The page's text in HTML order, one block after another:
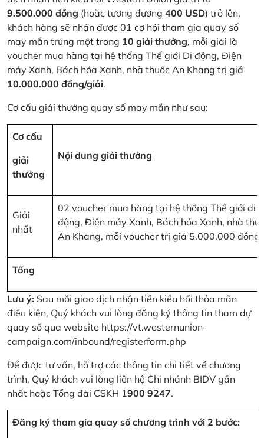
9.500.000 đồng (hoặc tương đương 400 USD) trở lên,
khách hàng sẽ nhận được 01 cơ hội tham gia quay số
may mắn trúng một trong 10 giải thưởng, mỗi giải là
voucher mua hàng tại hệ thống Thế giới Di động, Điện
máy Xanh, Bách hóa Xanh, nhà thuốc An Khang trị giá
10.000.000 đồng/giải.
Cơ cấu giải thưởng quay số may mắn như sau:
Cơ cấu
giải
thưởng
Nội dung giải thưởng
Giải
nhất
02 voucher mua hàng tại hệ thống Thế giới di
động, Điện máy Xanh, Bách hóa Xanh, nhà
An Khang, mỗi voucher trị giá 5.000.000 đồng
Tổng
Lưu ý: Sau mỗi giao dịch nhận tiền kiều hối thỏa mãn
điều kiện, Quý khách vui lòng đăng ký thông tin tham dự
quay số qua website https://vt.westernunion-
campaign.com/inbound/registerform.php
Để được tư vấn, hỗ trợ các thông tin chi tiết về chương
trình, Quý khách vui lòng liên hệ Chi nhánh BIDV gần
nhất hoặc Tổng đài CSKH 1900 9247.
Đăng ký tham gia quay số chương trình với 2 bước: